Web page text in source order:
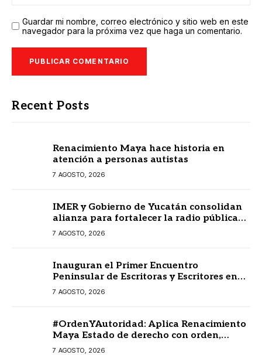
Guardar mi nombre, correo electrónico y sitio web en este
navegador para la próxima vez que haga un comentario.
Recent Posts
Renacimiento Maya hace historia en
atención a personas autistas
7 AGOSTO, 2026
IMER y Gobierno de Yucatán consolidan
alianza para fortalecer la radio pública
en beneficio de la ciudadanía
7 AGOSTO, 2026
Inauguran el Primer Encuentro
Peninsular de Escritoras y Escritores en
Lengua Maya 2026
7 AGOSTO, 2026
#OrdenYAutoridad: Aplica Renacimiento
Maya Estado de derecho con orden,
coordinación y saldo blanco
7 AGOSTO, 2026